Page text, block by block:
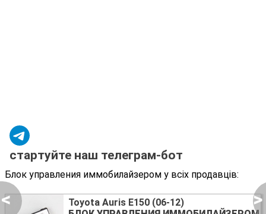
< >
стартуйте наш телеграм-бот
Блок управления иммобилайзером у всіх продавців:
Toyota Auris E150 (06-12)